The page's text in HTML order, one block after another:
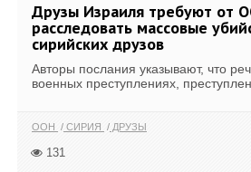
Друзы Израиля требуют от
расследовать массовые
сирийских друзов
Авторы послания указывают, что
военных преступлениях,
ООН СИРИЯ ДРУЗЫ
131